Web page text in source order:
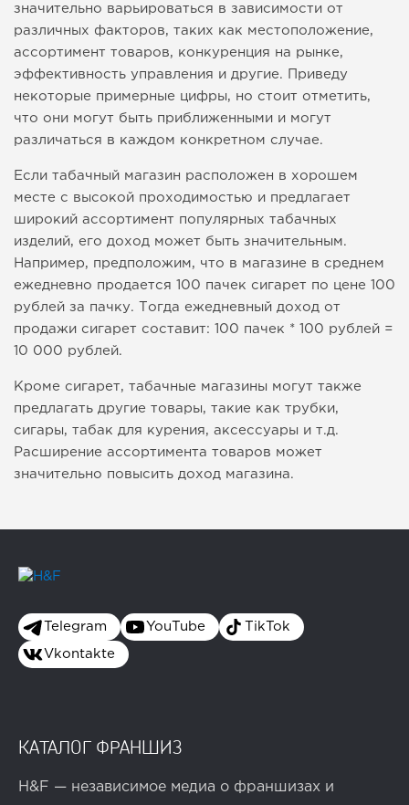
значительно варьироваться в зависимости от
различных факторов, таких как местоположение,
ассортимент товаров, конкуренция на рынке,
эффективность управления и другие. Приведу
некоторые примерные цифры, но стоит отметить,
что они могут быть приближенными и могут
различаться в каждом конкретном случае.
Если табачный магазин расположен в хорошем
месте с высокой проходимостью и предлагает
широкий ассортимент популярных табачных
изделий, его доход может быть значительным.
Например, предположим, что в магазине в среднем
ежедневно продается 100 пачек сигарет по цене 100
рублей за пачку. Тогда ежедневный доход от
продажи сигарет составит: 100 пачек * 100 рублей =
10 000 рублей.
Кроме сигарет, табачные магазины могут также
предлагать другие товары, такие как трубки,
сигары, табак для курения, аксессуары и т.д.
Расширение ассортимента товаров может
значительно повысить доход магазина.
Telegram YouTube TikTok
Vkontakte
КАТАЛОГ ФРАНШИЗ
H&F — независимое медиа о франшизах и